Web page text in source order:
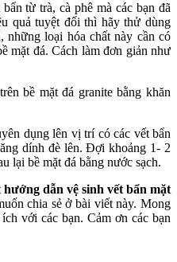
từ trà, cà phê mà các bạn đã
quả tuyệt đối thì hãy thử dùng
những loại hóa chất này cần có
mặt đá. Cách làm đơn giản như
bề mặt đá granite bằng khăn
dụng lên vị trí có các vết bẩn
dính đè lên. Đợi khoảng 1- 2
lại bề mặt đá bằng nước sạch.
hướng dẫn vệ sinh vết bẩn mặt
chia sẻ ở bài viết này. Mong
với các bạn. Cảm ơn các bạn